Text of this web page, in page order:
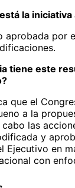
la
aprobada por
tiene este
que el
a la
las
y
Ejecutivo en
con